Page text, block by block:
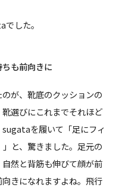
した。
も前向きに
が、靴底のクッションの
選びにこれまでそれほど
を履いて「足にフィ
と、驚きました。足元の
然と背筋も伸びて顔が前
きになれますよね。飛行